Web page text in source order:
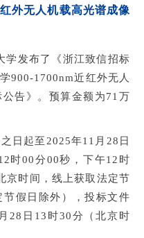
外无人机载高光谱成像
学发布了《浙江致信招标
900-1700nm近红外无人
告》。预算金额为71万
日起至2025年11月28日
时00分00秒，下午12时
京时间，线上获取法定节
假日除外），投标文件
28日13时30分（北京时